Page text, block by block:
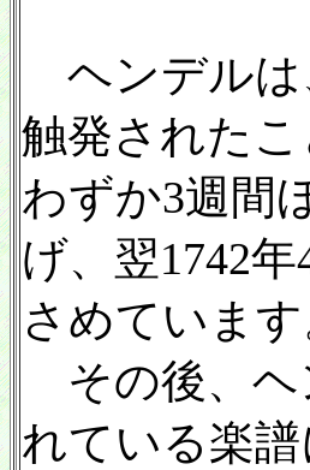
ヘンデルは
触発されたこ
わずか3週間
げ、翌1742
さめています
その後、ヘ
れている楽